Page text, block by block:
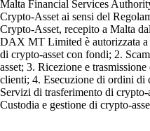
Malta Financial Services
Crypto-Asset ai sensi del
Crypto-Asset, recepito a Malta
DAX MT Limited è autorizzata a
di crypto-asset con fondi; 2.
asset; 3. Ricezione e
clienti; 4. Esecuzione di ordini di
Servizi di trasferimento di
Custodia e gestione di crypto-